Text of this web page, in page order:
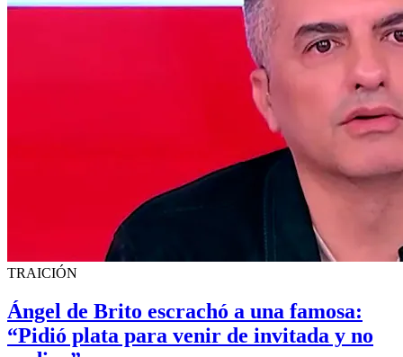
TRAICIÓN
Ángel de Brito escrachó a una famosa:
“Pidió plata para venir de invitada y no